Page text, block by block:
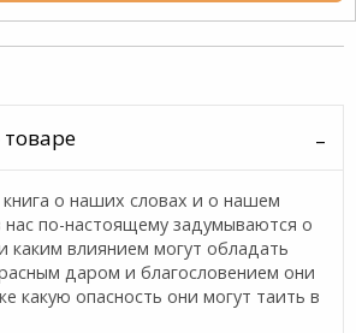
о наших словах и о нашем
нас по-настоящему задумываются о
каким влиянием могут обладать
даром и благословением они
какую опасность они могут таить в